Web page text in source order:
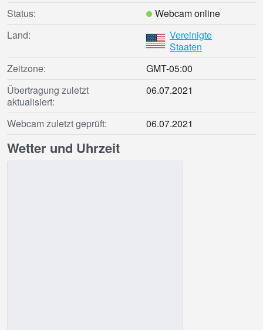
Status:
Webcam online
Land:
Vereinigte
Staaten
Zeitzone:
GMT-05:00
Übertragung zuletzt
aktualisiert:
06.07.2021
Webcam zuletzt geprüft: 06.07.2021
Wetter und Uhrzeit